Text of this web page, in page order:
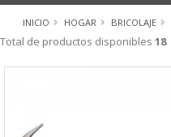
INICIO HOGAR BRICOLAJE
Total de productos disponibles 18